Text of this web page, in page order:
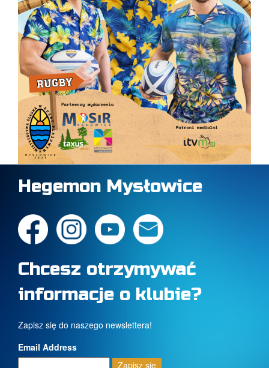
Hegemon Mysłowice
Chcesz otrzymywać
informacje o klubie?
Zapisz się do naszego newslettera!
Email Address